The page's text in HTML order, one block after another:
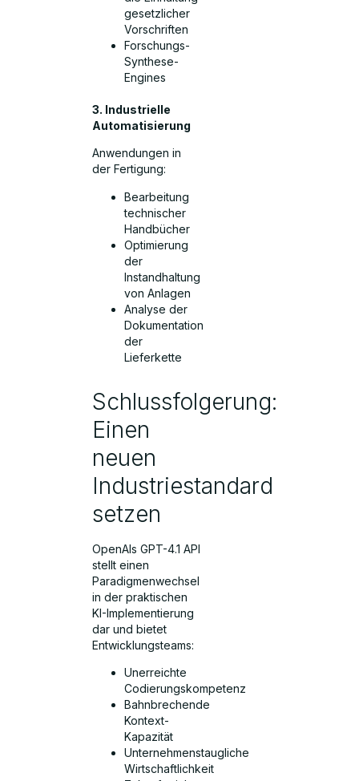
gesetzlicher
Vorschriften
Forschungs-
Synthese-
Engines
3. Industrielle
Automatisierung
Anwendungen in
der Fertigung:
Bearbeitung
technischer
Handbücher
Optimierung
der
Instandhaltung
von Anlagen
Analyse der
Dokumentation
der
Lieferkette
Schlussfolgerung:
Einen
neuen
Industriestandard
setzen
OpenAIs GPT-4.1 API
stellt einen
Paradigmenwechsel
in der praktischen
KI-Implementierung
dar und bietet
Entwicklungsteams:
Unerreichte
Codierungskompetenz
Bahnbrechende
Kontext-
Kapazität
Unternehmenstaugliche
Wirtschaftlichkeit